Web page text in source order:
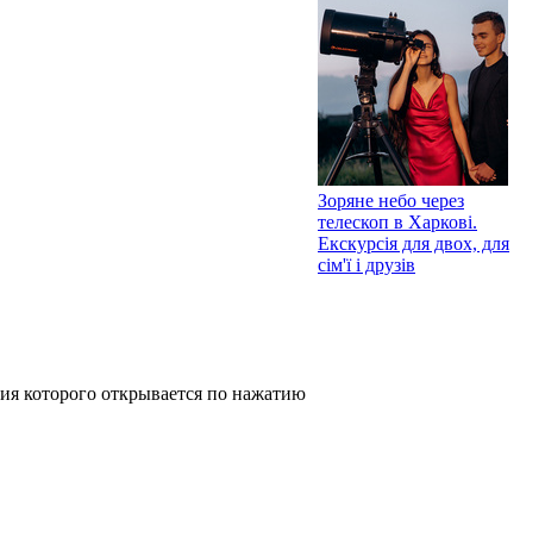
которого открывается по нажатию
Зоряне небо через
телескоп в Харкові.
Екскурсія для двох, для
сім'ї і друзів